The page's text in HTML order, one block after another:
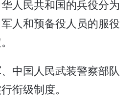
人民共和国的兵役分为
人和预备役人员的服役
中国人民武装警察部队
衔级制度。